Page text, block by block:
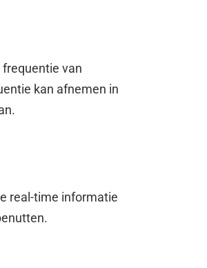
van
kan afnemen in
real-time informatie